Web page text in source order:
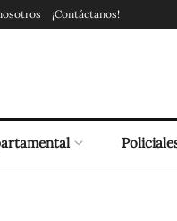
¡Contáctanos!